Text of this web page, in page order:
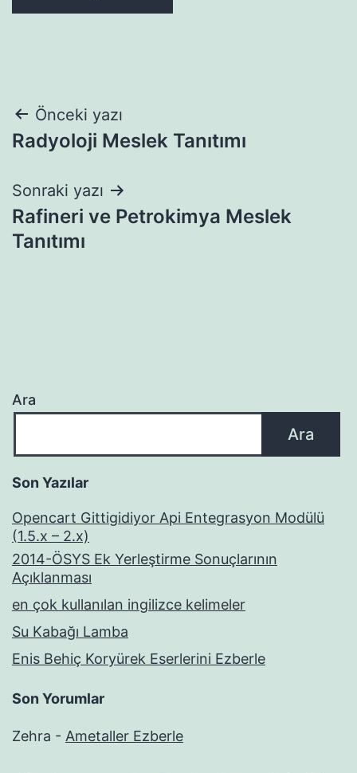
Yazı
gezinmesi
Önceki yazı
Radyoloji Meslek Tanıtımı
Sonraki yazı
Rafineri ve Petrokimya Meslek
Tanıtımı
Ara
Ara
Son Yazılar
Opencart Gittigidiyor Api Entegrasyon Modülü
(1.5.x – 2.x)
2014-ÖSYS Ek Yerleştirme Sonuçlarının
Açıklanması
en çok kullanılan ingilizce kelimeler
Su Kabağı Lamba
Enis Behiç Koryürek Eserlerini Ezberle
Son Yorumlar
Zehra - Ametaller Ezberle